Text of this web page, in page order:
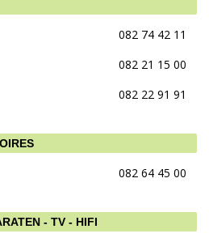
082 74 42 11
082 21 15 00
082 22 91 91
082 64 45 00
- TV - HIFI